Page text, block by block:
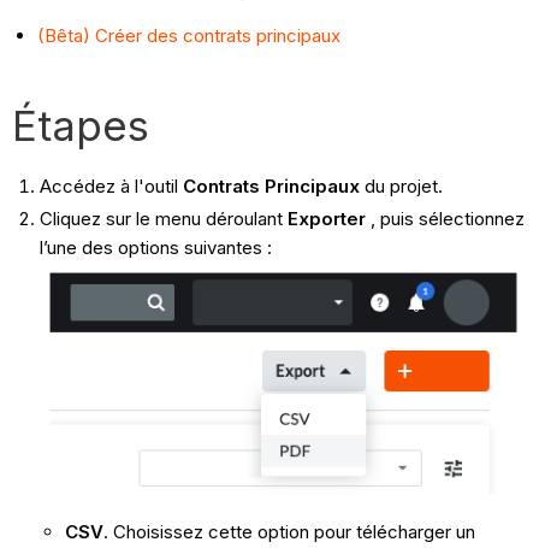
(Bêta) Créer des contrats principaux
Étapes
Accédez à l'outil Contrats Principauxdu projet.
Cliquez sur le menu déroulant Exporter, puis sélectionnez
l’une des options suivantes :
CSV. Choisissez cette option pour télécharger un